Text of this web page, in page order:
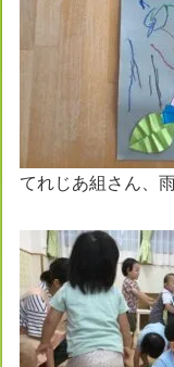
てれじあ組さん、